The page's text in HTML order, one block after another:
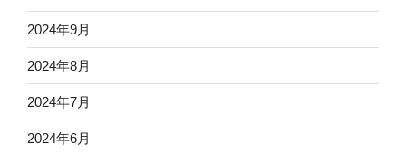
2024年9月
2024年8月
2024年7月
2024年6月